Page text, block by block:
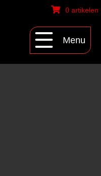
0 artikelen
Menu